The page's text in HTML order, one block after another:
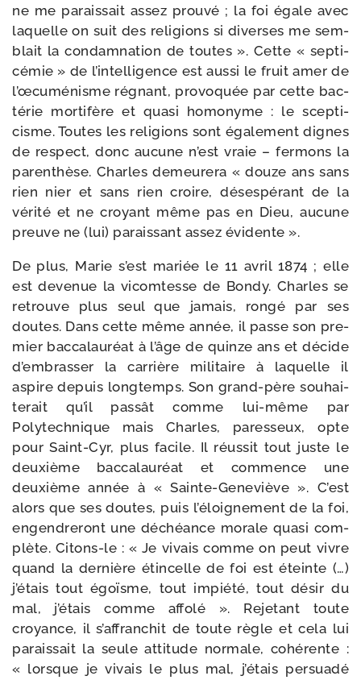
ne me parais­sait assez prou­vé ; la foi égale avec
laquelle on suit des reli­gions si diverses me sem­
blait la condam­na­tion de toutes ». Cette « sep­ti­
cé­mie » de l’intelligence est aus­si le fruit amer de
l’œcuménisme régnant, pro­vo­quée par cette bac­
té­rie mor­ti­fère et qua­si homo­nyme : le scep­ti­
cisme. Toutes les reli­gions sont éga­le­ment dignes
de res­pect, donc aucune n’est vraie – fer­mons la
paren­thèse. Charles demeu­re­ra « douze ans sans
rien nier et sans rien croire, déses­pé­rant de la
véri­té et ne croyant même pas en Dieu, aucune
preuve ne (lui) parais­sant assez évidente ».
De plus, Marie s’est mariée le 11 avril 1874 ; elle
est deve­nue la vicom­tesse de Bondy. Charles se
retrouve plus seul que jamais, ron­gé par ses
doutes. Dans cette même année, il passe son pre­
mier bac­ca­lau­réat à l’âge de quinze ans et décide
d’embrasser la car­rière mili­taire à laquelle il
aspire depuis long­temps. Son grand-​père sou­hai­
te­rait qu’il pas­sât comme lui-​même par
Polytechnique mais Charles, pares­seux, opte
pour Saint-​Cyr, plus facile. Il réus­sit tout juste le
deuxième bac­ca­lau­réat et com­mence une
deuxième année à « Sainte-​Geneviève ». C’est
alors que ses doutes, puis l’éloignement de la foi,
engen­dre­ront une déchéance morale qua­si com­
plète. Citons-​le : « Je vivais comme on peut vivre
quand la der­nière étin­celle de foi est éteinte (…)
j’étais tout égoïsme, tout impié­té, tout désir du
mal, j’étais comme affo­lé ». Rejetant toute
croyance, il s’affranchit de toute règle et cela lui
parais­sait la seule atti­tude nor­male, cohé­rente :
« lorsque je vivais le plus mal, j’étais per­sua­dé